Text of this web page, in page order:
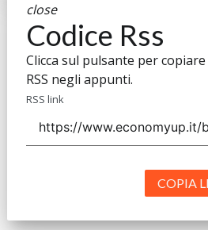
close
Codice Rss
Clicca sul pulsante per
RSS negli appunti.
RSS link
COPIA